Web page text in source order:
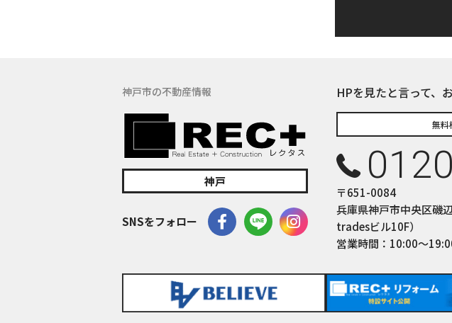
(5) 保有するお客さま情報について、お客
の窓口でお受けして、誠意をもって対応い
当社は、不動産についてのサービスをお客
訪問、提案、見積、各種の工事やサービス
委託先等を通じて、お客さまの個人情報（
等）を取得いたしますが、これらの個人情
(1) 不動産についてのサービスの提供
(2) 不動産についてのサービスのアフターサ
(3) 不動産についてのサービスのお知らせ・
(4) ウェブサイトシステム管理会社（以下
(5) その他上記(1)から(4)に附随する業務の実
なお、当社は、サイト管理会社が提供する
イト管理会社に提供します。
このように提供された個人データにつきま
神戸市の不動産情報
神戸
SNSをフォロー
HPを見たと言って、
無料
〒651-0084
兵庫県神戸市中央区磯
tradesビル10F）
営業時間：10:00〜